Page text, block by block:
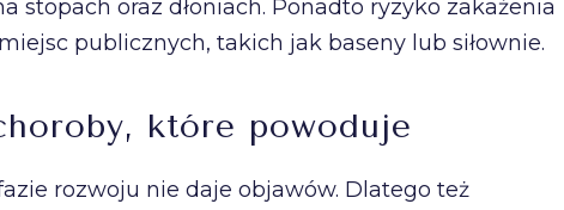
stopach oraz dłoniach. Ponadto ryzyko zakażenia
publicznych, takich jak baseny lub siłownie.
które powoduje
rozwoju nie daje objawów. Dlatego też